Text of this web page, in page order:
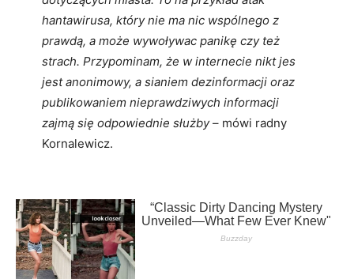
hantawirusa, który nie ma nic wspólnego z
prawdą, a może wywoływac panikę czy też
strach. Przypominam, że w internecie nikt jes
jest anonimowy, a sianiem dezinformacji oraz
publikowaniem nieprawdziwych informacji
zajmą się odpowiednie służby– mówi radny
Kornalewicz.